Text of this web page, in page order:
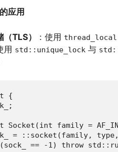
应用
TLS） ：使用 thread_local
用 std::unique_lock 与
{
Socket(int family =
= ::socket(family,
== -1) throw